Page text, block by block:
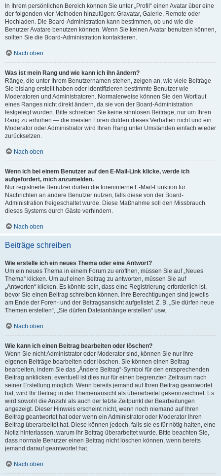
In Ihrem persönlichen Bereich können Sie unter „Profil“ einen Avatar über eine
der folgenden vier Methoden hinzufügen: Gravatar, Galerie, Remote oder
Hochladen. Die Board-Administration kann bestimmen, ob und wie die
Benutzer Avatare benutzen können. Wenn Sie keinen Avatar benutzen können,
sollten Sie die Board-Administration kontaktieren.
Nach oben
Was ist mein Rang und wie kann ich ihn ändern?
Ränge, die unter Ihrem Benutzernamen stehen, zeigen an, wie viele Beiträge
Sie bislang erstellt haben oder identifizieren bestimmte Benutzer wie
Moderatoren und Administratoren. Normalerweise können Sie den Wortlaut
eines Ranges nicht direkt ändern, da sie von der Board-Administration
festgelegt wurden. Bitte schreiben Sie keine sinnlosen Beiträge, nur um Ihren
Rang zu erhöhen — die meisten Foren dulden dieses Verhalten nicht und ein
Moderator oder Administrator wird Ihren Rang unter Umständen einfach wieder
zurücksetzen.
Nach oben
Wenn ich bei einem Benutzer auf den E-Mail-Link klicke, werde ich
aufgefordert, mich anzumelden.
Nur registrierte Benutzer dürfen die foreninterne E-Mail-Funktion für
Nachrichten an andere Benutzer nutzen, falls diese von der Board-
Administration freigeschaltet wurde. Diese Maßnahme soll den Missbrauch
dieses Systems durch Gäste verhindern.
Nach oben
Beiträge schreiben
Wie erstelle ich ein neues Thema oder eine Antwort?
Um ein neues Thema in einem Forum zu eröffnen, müssen Sie auf „Neues
Thema“ klicken. Um auf einen Beitrag zu antworten, müssen Sie auf
„Antworten“ klicken. Es könnte sein, dass eine Registrierung erforderlich ist,
bevor Sie einen Beitrag schreiben können. Ihre Berechtigungen sind jeweils
am Ende der Foren- und der Beitragsansicht aufgelistet. Z. B. „Sie dürfen neue
Themen erstellen“, „Sie dürfen Dateianhänge erstellen“ usw.
Nach oben
Wie kann ich einen Beitrag bearbeiten oder löschen?
Wenn Sie nicht Administrator oder Moderator sind, können Sie nur Ihre
eigenen Beiträge bearbeiten oder löschen. Sie können einen Beitrag
bearbeiten, indem Sie das „Ändere Beitrag“-Symbol für den entsprechenden
Beitrag anklicken; eventuell ist dies nur für einen begrenzten Zeitraum nach
seiner Erstellung möglich. Wenn bereits jemand auf Ihren Beitrag geantwortet
hat, wird Ihr Beitrag in der Themenansicht als überarbeitet gekennzeichnet. Es
wird sowohl die Anzahl als auch der letzte Zeitpunkt der Bearbeitungen
angezeigt. Dieser Hinweis erscheint nicht, wenn noch niemand auf Ihren
Beitrag geantwortet hat oder wenn ein Administrator oder Moderator Ihren
Beitrag überarbeitet hat. Diese können jedoch, falls sie es für nötig halten, eine
Notiz hinterlassen, warum Ihr Beitrag überarbeitet wurde. Bitte beachten Sie,
dass normale Benutzer einen Beitrag nicht löschen können, wenn bereits
jemand darauf geantwortet hat.
Nach oben